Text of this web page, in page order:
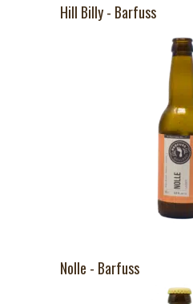
Hill Billy - Barfuss
Nolle - Barfuss